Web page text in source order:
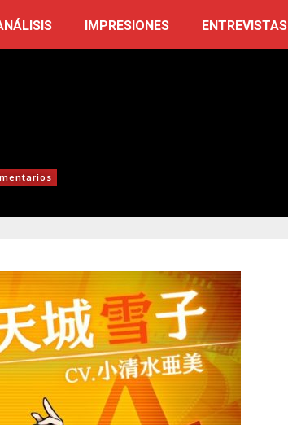
IMPRESIONES ENTREVISTAS